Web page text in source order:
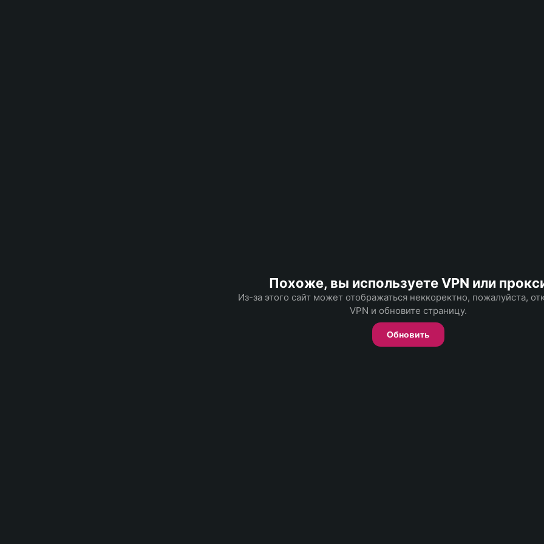
Похоже, вы используете VPN или
Из-за этого сайт может отображаться неккоректно, пожалуйста,
VPN и обновите страницу.
Обновить